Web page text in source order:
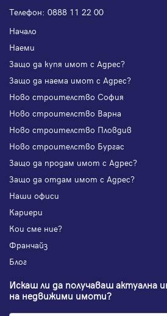
Телефон: 0888 11 22 00
Начало
Наеми
Защо да купя имот с Адрес?
Защо да наема имот с Адрес?
Ново строителство София
Ново строителство Варна
Ново строителство Пловдив
Ново строителство Бургас
Защо да продам имот с Адрес?
Защо да отдам имот с Адрес?
Наши офиси
Кариери
Кои сме ние?
Франчайз
Блог
Искаш ли да получаваш актуална
на недвижими имоти?